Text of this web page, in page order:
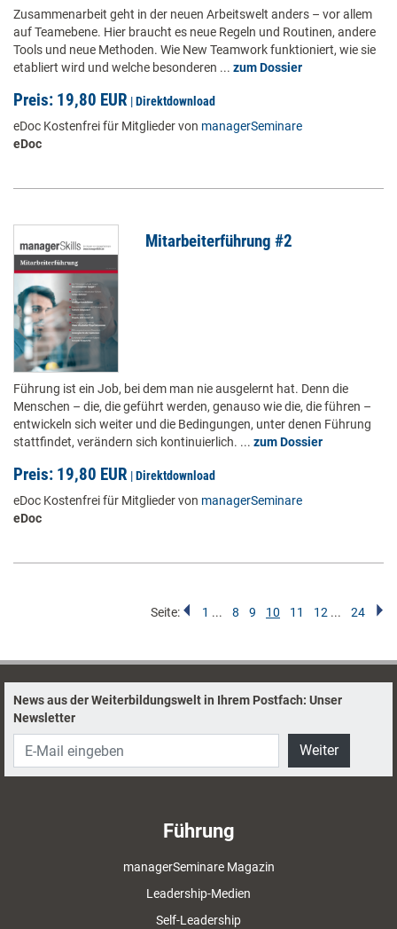
Zusammenarbeit geht in der neuen Arbeitswelt anders – vor allem
auf Teamebene. Hier braucht es neue Regeln und Routinen, andere
Tools und neue Methoden. Wie New Teamwork funktioniert, wie sie
etabliert wird und welche besonderen ... zum Dossier
Preis: 19,80 EUR |Direktdownload
eDoc Kostenfrei für Mitglieder von managerSeminare
eDoc
Mitarbeiterführung #2
Führung ist ein Job, bei dem man nie ausgelernt hat. Denn die
Menschen – die, die geführt werden, genauso wie die, die führen –
entwickeln sich weiter und die Bedingungen, unter denen Führung
stattfindet, verändern sich kontinuierlich. ... zum Dossier
Preis: 19,80 EUR |Direktdownload
eDoc Kostenfrei für Mitglieder von managerSeminare
eDoc
Seite: 1 ... 8 9 10 11 12 ... 24
News aus der Weiterbildungswelt in Ihrem Postfach: Unser
Newsletter
Weiter
Führung
managerSeminare Magazin
Leadership-Medien
Self-Leadership